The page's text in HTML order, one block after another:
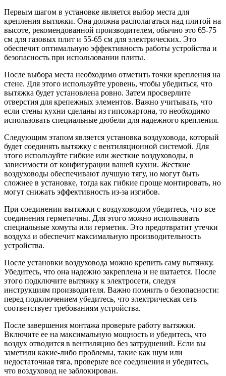
Первым шагом в установке является выбор места для
крепления вытяжки. Она должна располагаться над плитой на
высоте, рекомендованной производителем, обычно это 65-75
см для газовых плит и 55-65 см для электрических. Это
обеспечит оптимальную эффективность работы устройства и
безопасность при использовании плиты.
После выбора места необходимо отметить точки крепления на
стене. Для этого используйте уровень, чтобы убедиться, что
вытяжка будет установлена ровно. Затем просверлите
отверстия для крепежных элементов. Важно учитывать, что
если стены кухни сделаны из гипсокартона, то необходимо
использовать специальные дюбели для надежного крепления.
Следующим этапом является установка воздуховода, который
будет соединять вытяжку с вентиляционной системой. Для
этого используйте гибкие или жесткие воздуховоды, в
зависимости от конфигурации вашей кухни. Жесткие
воздуховоды обеспечивают лучшую тягу, но могут быть
сложнее в установке, тогда как гибкие проще монтировать, но
могут снижать эффективность из-за изгибов.
При соединении вытяжки с воздуховодом убедитесь, что все
соединения герметичны. Для этого можно использовать
специальные хомуты или герметик. Это предотвратит утечки
воздуха и обеспечит максимальную производительность
устройства.
После установки воздуховода можно крепить саму вытяжку.
Убедитесь, что она надежно закреплена и не шатается. После
этого подключите вытяжку к электросети, следуя
инструкциям производителя. Важно помнить о безопасности:
перед подключением убедитесь, что электрическая сеть
соответствует требованиям устройства.
После завершения монтажа проверьте работу вытяжки.
Включите ее на максимальную мощность и убедитесь, что
воздух отводится в вентиляцию без затруднений. Если вы
заметили какие-либо проблемы, такие как шум или
недостаточная тяга, проверьте все соединения и убедитесь,
что воздуховод не заблокирован.